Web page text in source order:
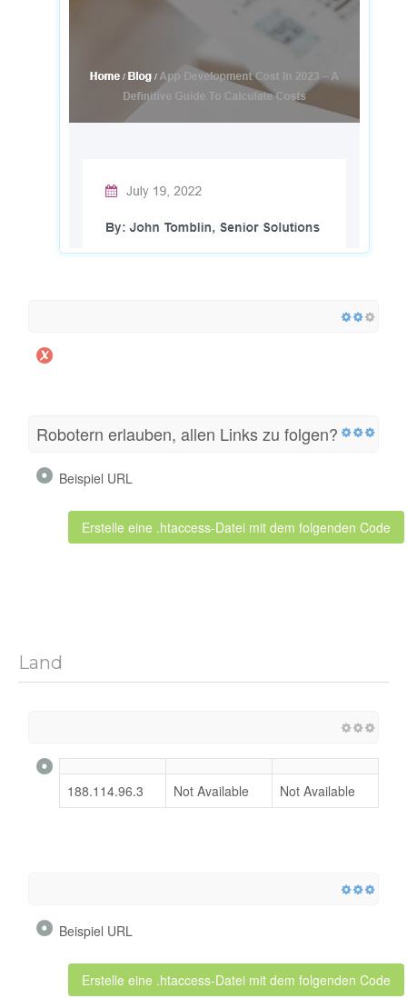
Robotern erlauben, allen Links zu folgen?
Beispiel URL
Erstelle eine .htaccess-Datei mit dem folgenden Code
Land
188.114.96.3 Not Available Not Available
Beispiel URL
Erstelle eine .htaccess-Datei mit dem folgenden Code